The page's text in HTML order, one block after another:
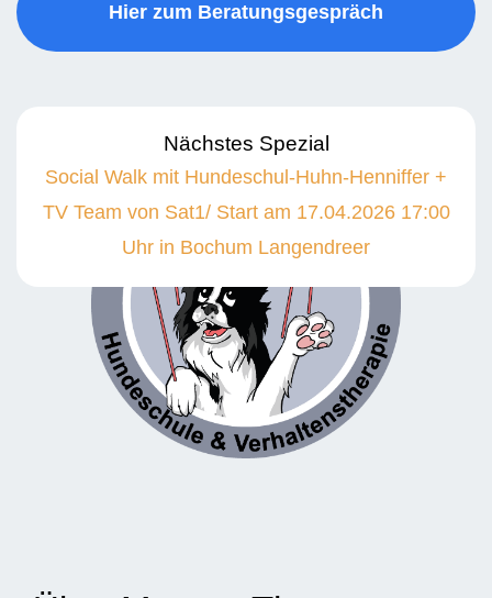
Hier zum Beratungsgespräch
Nächstes Spezial
Social Walk mit Hundeschul-Huhn-Henniffer +
TV Team von Sat1/ Start am 17.04.2026 17:00
Uhr in Bochum Langendreer